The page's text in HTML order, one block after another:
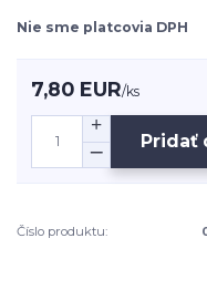
Nie sme platcovia DPH
7,80 EUR/ks
Pridať
Číslo produktu: